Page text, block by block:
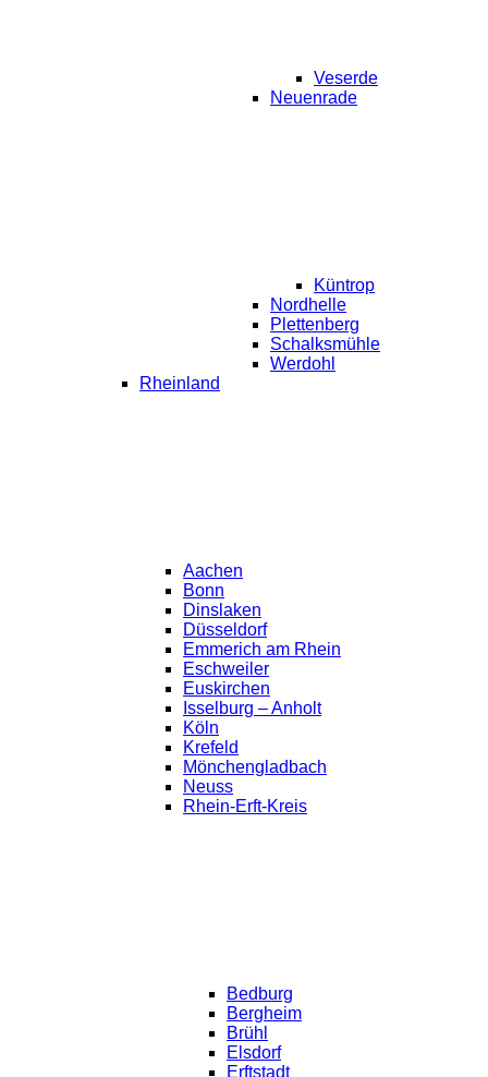
Veserde
Neuenrade
Küntrop
Nordhelle
Plettenberg
Schalksmühle
Werdohl
Rheinland
Aachen
Bonn
Dinslaken
Düsseldorf
Emmerich am Rhein
Eschweiler
Euskirchen
Isselburg – Anholt
Köln
Krefeld
Mönchengladbach
Neuss
Rhein-Erft-Kreis
Bedburg
Bergheim
Brühl
Elsdorf
Erftstadt